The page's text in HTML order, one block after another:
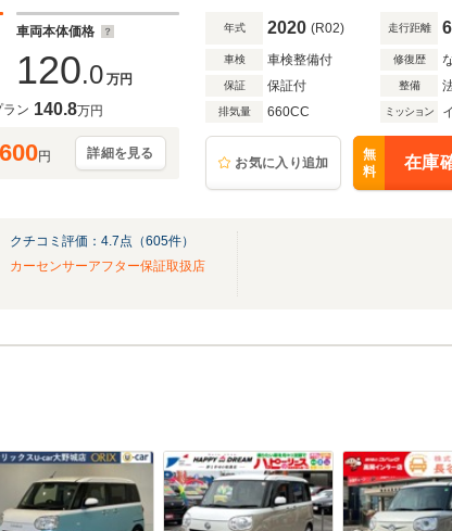
/プッシュスタート 横滑り防止 ベンチシ
車両本体価格
120.0 万円
ラン 140.8万円
円 詳細を見る
年式 2020 (R02) 走行距離 6
車検 車検整備付 修復歴
保証 保証付 整備
排気量 660CC ミッション
お気に入り追加
無
料
在庫
クチコミ評価： 4.7点（605件）
カーセンサーアフター保証取扱店